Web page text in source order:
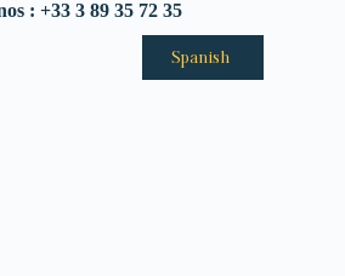
: +33 3 89 35 72 35
Spanish